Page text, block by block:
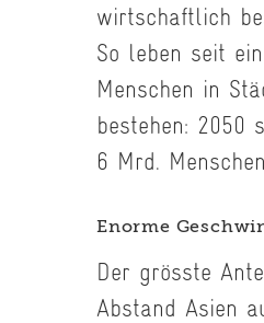
wirtschaftlich
So leben seit
Menschen in
bestehen: 2050
6 Mrd.
Enorme
Der grösste
Abstand Asien